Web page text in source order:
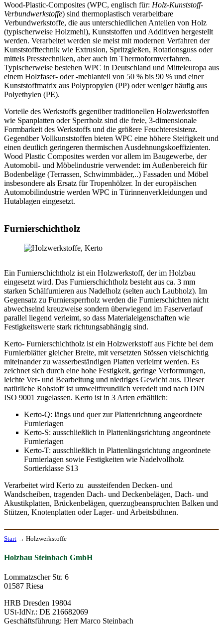
Wood-Plastic-Composites (WPC, englisch für: Holz-Kunststoff-
Verbundwerkstoffe) sind thermoplastisch verarbeitbare
Verbundwerkstoffe, die aus unterschiedlichen Anteilen von Holz
(typischerweise Holzmehl), Kunststoffen und Additiven hergestellt
werden. Verarbeitet werden sie meist mit modernen Verfahren der
Kunststofftechnik wie Extrusion, Spritzgießen, Rotationsguss oder
mittels Presstechniken, aber auch im Thermoformverfahren.
Typischerweise bestehen WPC in Deutschland und Mitteleuropa aus
einem Holzfaser- oder -mehlanteil von 50 % bis 90 % und einer
Kunststoffmatrix aus Polypropylen (PP) oder weniger häufig aus
Polyethylen (PE).
Vorteile des Werkstoffs gegenüber traditionellen Holzwerkstoffen
wie Spanplatten oder Sperrholz sind die freie, 3-dimensionale
Formbarkeit des Werkstoffs und die größere Feuchteresistenz.
Gegenüber Vollkunststoffen bieten WPC eine höhere Steifigkeit und
einen deutlich geringeren thermischen Ausdehnungskoeffizienten.
Wood Plastic Composites werden vor allem im Baugewerbe, der
Automobil- und Möbelindustrie verwendet: im Außenbereich für
Bodenbeläge (Terrassen, Schwimmbäder,..) Fassaden und Möbel
insbesondere als Ersatz für Tropenhölzer. In der europäischen
Automobilindustrie werden WPC in Türinnenverkleidungen und
Hutablagen eingesetzt.
Furnierschichtholz
Ein Furnierschichtholz ist ein Holzwerkstoff, der im Holzbau
eingesetzt wird. Das Furnierschichtholz besteht aus ca. 3 mm
starken Schälfurnieren aus Nadelholz (selten auch Laubholz). Im
Gegensatz zu Furniersperrholz werden die Furnierschichten nicht
abwechselnd kreuzweise sondern überwiegend im Faserverlauf
parallel liegend verleimt, so dass Materialeigenschaften wie
Festigkeitswerte stark richtungsabhängig sind.
Kerto- Furnierschichtholz ist ein Holzwerkstoff aus Fichte bei dem
Furnierblätter gleicher Breite, mit versetzten Stössen vielschichtig
miteinander zu wasserbeständigen Platten verleimt werden. Es
zeichnet sich durch eine hohe Festigkeit, geringe Verformungen,
leichte Ver- und Bearbeitung und niedriges Gewicht aus. Dieser
natürliche Rohstoff ist umweltfreundlich veredelt und nach DIN
ISO 9001 zugelassen. Kerto ist in 3 Arten erhältlich:
Kerto-Q: längs und quer zur Plattenrichtung angeordnete
Furnierlagen
Kerto-S: ausschließlich in Plattenlängsrichtung angeordnete
Furnierlagen
Kerto-T: ausschließlich in Plattenlängsrichtung angeordnete
Furnierlagen sowie Festigkeiten wie Nadelvollholz
Sortierklasse S13
Verarbeitet wird Kerto zu aussteifenden Decken- und
Wandscheiben, tragenden Dach- und Deckenbelägen, Dach- und
Akustikplatten, Brückenbelägen, querzugbeanspruchten Balken und
Stützen, Knotenplatten oder Lager- und Arbeitsbühnen.
Start → Holzwerkstoffe
Holzbau Steinbach GmbH
Lommatzscher Str. 6
01587 Riesa
HRB Dresden 19804
USt-IdNr.: DE 216682069
Geschäftsführung: Herr Marco Steinbach